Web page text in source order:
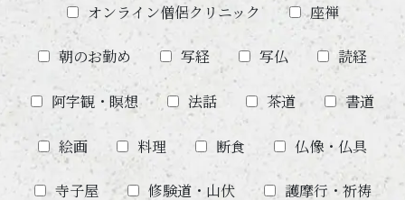
オンライン僧侶クリニック 座禅
朝のお勤め 写経 写仏 読経
阿字観・瞑想 法話 茶道 書道
絵画 料理 断食 仏像・仏具
寺子屋 修験道・山伏 護摩行・祈祷